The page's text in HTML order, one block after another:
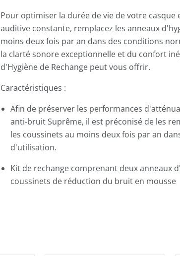
Pour optimiser la durée de vie de votre
auditive constante, remplacez les anneaux
moins deux fois par an dans des conditions
la clarté sonore exceptionnelle et du confort
d'Hygiène de Rechange peut vous offrir.
Caractéristiques :
Afin de préserver les performances
anti-bruit Suprême, il est préconisé de les
les coussinets au moins deux fois par an
d'utilisation.
Kit de rechange comprenant deux anneaux
coussinets de réduction du bruit en mousse